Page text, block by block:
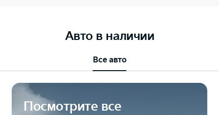
Авто в наличии
Все авто
Посмотрите все